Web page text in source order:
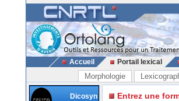
Accueil Portail lexical
Morphologie
Dicosyn
Entrez une